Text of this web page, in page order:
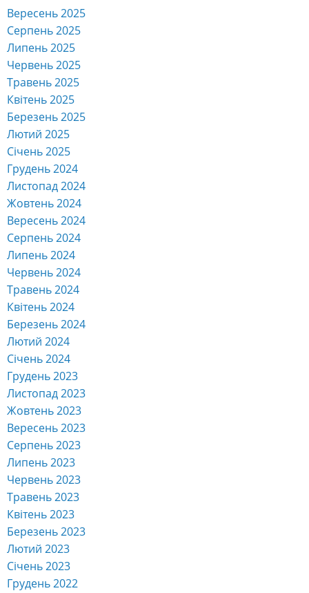
Вересень 2025
Серпень 2025
Липень 2025
Червень 2025
Травень 2025
Квітень 2025
Березень 2025
Лютий 2025
Січень 2025
Грудень 2024
Листопад 2024
Жовтень 2024
Вересень 2024
Серпень 2024
Липень 2024
Червень 2024
Травень 2024
Квітень 2024
Березень 2024
Лютий 2024
Січень 2024
Грудень 2023
Листопад 2023
Жовтень 2023
Вересень 2023
Серпень 2023
Липень 2023
Червень 2023
Травень 2023
Квітень 2023
Березень 2023
Лютий 2023
Січень 2023
Грудень 2022